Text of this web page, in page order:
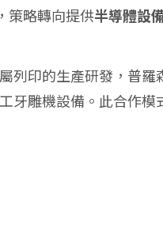
策略轉向提供半導體設
列印的生產研發，普羅
牙雕機設備。此合作模